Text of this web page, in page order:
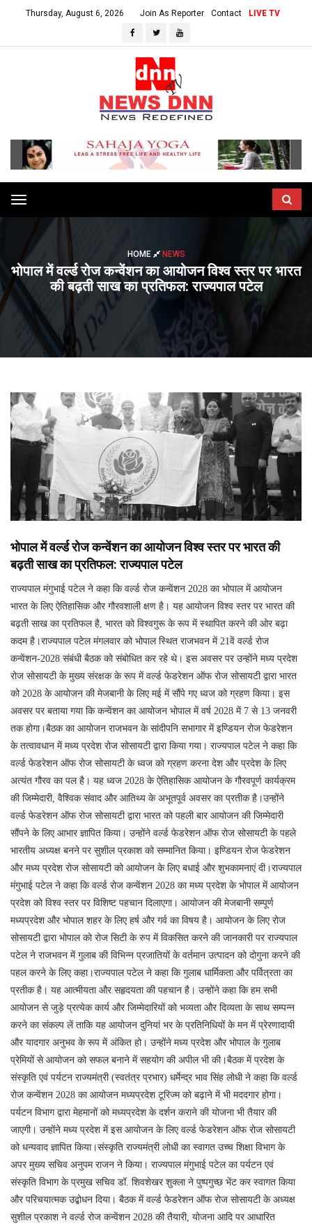
Thursday, August 6, 2026 Join As Reporter Contact LIVE TV
Toggle
navigation
HOME NEWS
भोपाल में वर्ल्ड रोज कन्वेंशन का आयोजन विश्व स्तर पर भारत
की बढ़ती साख का प्रतिफल: राज्यपाल पटेल
भोपाल में वर्ल्ड रोज कन्वेंशन का आयोजन विश्व स्तर पर भारत की
बढ़ती साख का प्रतिफल: राज्यपाल पटेल
राज्यपाल मंगुभाई पटेल ने कहा कि वर्ल्ड रोज कन्वेंशन 2028 का भोपाल में आयोजन
भारत के लिए ऐतिहासिक और गौरवशाली क्षण है। यह आयोजन विश्व स्तर पर भारत की
बढ़ती साख का प्रतिफल है, भारत को विश्वगुरू के रूप में स्थापित करने की ओर बढ़ा
कदम है।राज्यपाल पटेल मंगलवार को भोपाल स्थित राजभवन में 21वें वर्ल्ड रोज
कन्वेंशन-2028 संबंधी बैठक को संबोधित कर रहे थे। इस अवसर पर उन्होंने मध्य प्रदेश
रोज सोसायटी के मुख्य संरक्षक के रूप में वर्ल्ड फेडरेशन ऑफ रोज सोसायटी द्वारा भारत
को 2028 के आयोजन की मेजबानी के लिए मई में सौंपे गए ध्वज को ग्रहण किया। इस
अवसर पर बताया गया कि कन्वेंशन का आयोजन भोपाल में वर्ष 2028 में 7 से 13 जनवरी
तक होगा।बैठक का आयोजन राजभवन के सांदीपनि सभागार में इण्डियन रोज फेडरेशन
के तत्वावधान में मध्य प्रदेश रोज सोसायटी द्वारा किया गया। राज्यपाल पटेल ने कहा कि
वर्ल्ड फेडरेशन ऑफ रोज सोसायटी के ध्वज को ग्रहण करना देश और प्रदेश के लिए
अत्यंत गौरव का पल है। यह ध्वज 2028 के ऐतिहासिक आयोजन के गौरवपूर्ण कार्यक्रम
की जिम्मेदारी, वैश्विक संवाद और आतिथ्य के अभूतपूर्व अवसर का प्रतीक है।उन्होंने
वर्ल्ड फेडरेशन ऑफ रोज सोसायटी द्वारा भारत को पहली बार आयोजन की जिम्मेदारी
सौंपने के लिए आभार ज्ञापित किया। उन्होंने वर्ल्ड फेडरेशन ऑफ रोज सोसायटी के पहले
भारतीय अध्यक्ष बनने पर सुशील प्रकाश को सम्मानित किया। इण्डियन रोज फेडरेशन
और मध्य प्रदेश रोज सोसायटी को आयोजन के लिए बधाई और शुभकामनाएं दी।राज्यपाल
मंगुभाई पटेल ने कहा कि वर्ल्ड रोज कन्वेंशन 2028 का मध्य प्रदेश के भोपाल में आयोजन
प्रदेश को विश्व स्तर पर विशिष्ट पहचान दिलाएगा। आयोजन की मेजबानी सम्पूर्ण
मध्यप्रदेश और भोपाल शहर के लिए हर्ष और गर्व का विषय है। आयोजन के लिए रोज
सोसायटी द्वारा भोपाल को रोज सिटी के रुप में विकसित करने की जानकारी पर राज्यपाल
पटेल ने राजभवन में गुलाब की विभिन्न प्रजातियों के वर्तमान उत्पादन को दोगुना करने की
पहल करने के लिए कहा।राज्यपाल पटेल ने कहा कि गुलाब धार्मिकता और पर्वित्रता का
प्रतीक है। यह आत्मीयता और सहृदयता की पहचान है। उन्होंने कहा कि हम सभी
आयोजन से जुड़े प्रत्येक कार्य और जिम्मेदारियों को भव्यता और दिव्यता के साथ सम्पन्न
करने का संकल्प लें ताकि यह आयोजन दुनियां भर के प्रतिनिधियों के मन में प्रेरणादायी
और यादगार अनुभव के रूप में अंकित हो। उन्होंने मध्य प्रदेश और भोपाल के गुलाब
प्रेमियों से आयोजन को सफल बनाने में सहयोग की अपील भी की।बैठक में प्रदेश के
संस्कृति एवं पर्यटन राज्यमंत्री (स्वतंत्र प्रभार) धर्मेन्द्र भाव सिंह लोधी ने कहा कि वर्ल्ड
रोज कन्वेंशन 2028 का आयोजन मध्यप्रदेश टूरिज्म को बढ़ाने में भी मददगार होगा।
पर्यटन विभाग द्वारा मेहमानों को मध्यप्रदेश के दर्शन कराने की योजना भी तैयार की
जाएगी। उन्होंने मध्य प्रदेश में इस आयोजन के लिए वर्ल्ड फेडरेशन ऑफ रोज सोसायटी
को धन्यवाद ज्ञापित किया।संस्कृति राज्यमंत्री लोधी का स्वागत उच्च शिक्षा विभाग के
अपर मुख्य सचिव अनुपम राजन ने किया। राज्यपाल मंगुभाई पटेल का पर्यटन एवं
संस्कृति विभाग के प्रमुख सचिव डॉ. शिवशेखर शुक्ला ने पुष्पगुच्छ भेंट कर स्वागत किया
और परिचयात्मक उद्बोधन दिया। बैठक में वर्ल्ड फेडरेशन ऑफ रोज सोसायटी के अध्यक्ष
सुशील प्रकाश ने वर्ल्ड रोज कन्वेंशन 2028 की तैयारी, योजना आदि पर आधारित